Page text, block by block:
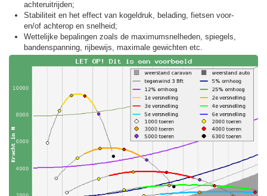
achteruitrijden;
Stabiliteit en het effect van kogeldruk, belading, fietsen voor-
en/of achterop en snelheid;
Wettelijke bepalingen zoals de maximumsnelheden, spiegels,
bandenspanning, rijbewijs, maximale gewichten etc.